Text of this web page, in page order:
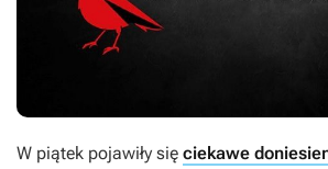
W piątek pojawiły się ciekawe